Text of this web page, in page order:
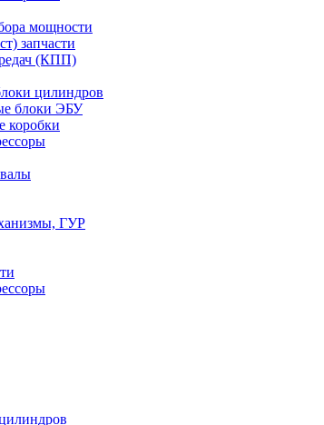
мощности
запчасти
(КПП)
цилиндров
блоки ЭБУ
коробки
ГУР